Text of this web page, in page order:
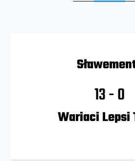
Wariaci Lepsi
13-0